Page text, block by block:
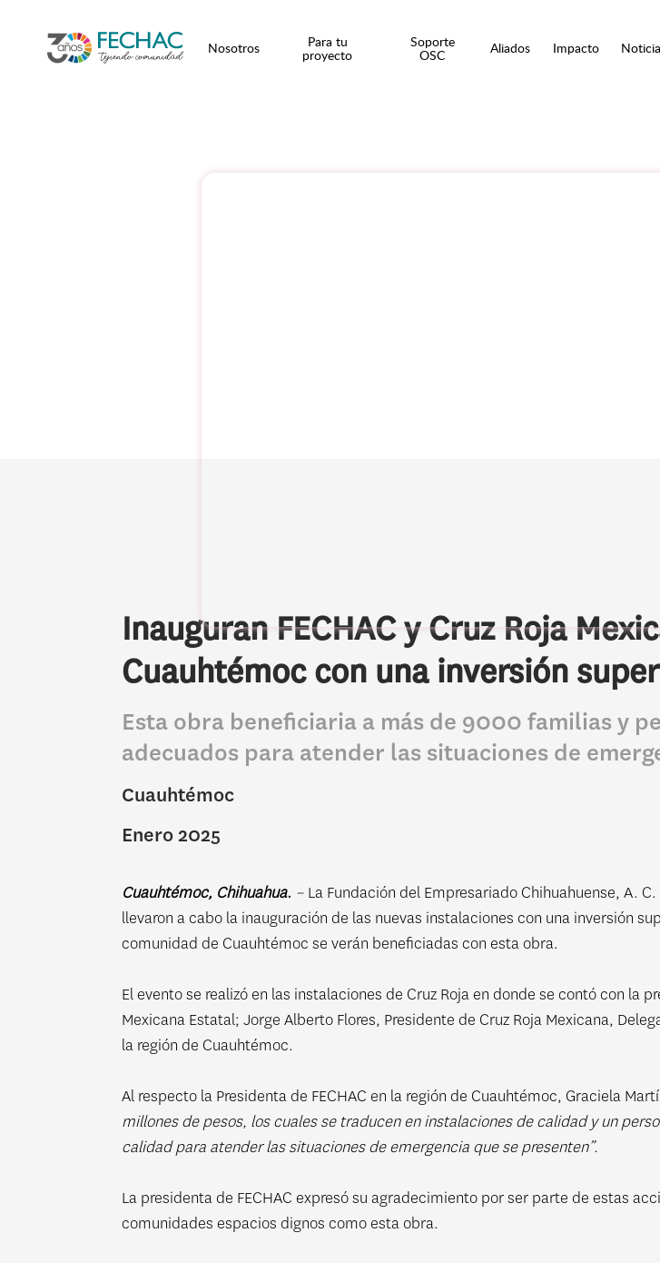
Nosotros
Para tu
proyecto
Soporte
OSC
Aliados Impacto
Inauguran FECHAC y Cruz Roja
Cuauhtémoc con una inversión
Esta obra beneficiaria a más de 9000 familias y
adecuados para atender las situaciones de
Cuauhtémoc
Enero 2025
Cuauhtémoc, Chihuahua. – La Fundación del Empresariado Chihuahuense, A.
llevaron a cabo la inauguración de las nuevas instalaciones con una inversión
comunidad de Cuauhtémoc se verán beneficiadas con esta obra.
El evento se realizó en las instalaciones de Cruz Roja en donde se contó con la
Mexicana Estatal; Jorge Alberto Flores, Presidente de Cruz Roja Mexicana,
la región de Cuauhtémoc.
Al respecto la Presidenta de FECHAC en la región de Cuauhtémoc, Graciela
millones de pesos, los cuales se traducen en instalaciones de calidad y un
calidad para atender las situaciones de emergencia que se presenten”.
La presidenta de FECHAC expresó su agradecimiento por ser parte de estas
comunidades espacios dignos como esta obra.